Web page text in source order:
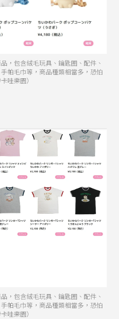
，包含絨毛玩具、鑰匙圈、配件、
帕毛巾等，商品種類相當多，恐怕
哇樂園）
，包含絨毛玩具、鑰匙圈、配件、
帕毛巾等，商品種類相當多，恐怕
哇樂園）